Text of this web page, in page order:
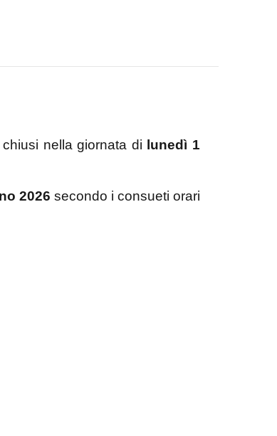
nella giornata di
lunedì 1
2026 secondo i consueti orari